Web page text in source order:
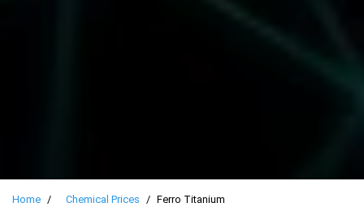
Home Chemical Prices Ferro Titanium